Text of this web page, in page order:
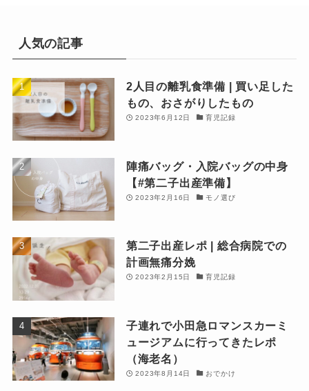
人気の記事
2人目の離乳食準備 | 買い足した
もの、おさがりしたもの
2023年6月12日 育児記録
陣痛バッグ・入院バッグの中身
【#第二子出産準備】
2023年2月16日 モノ選び
第二子出産レポ | 総合病院での
計画無痛分娩
2023年2月15日 育児記録
子連れで小田急ロマンスカーミ
ュージアムに行ってきたレポ
（海老名）
2023年8月14日 おでかけ